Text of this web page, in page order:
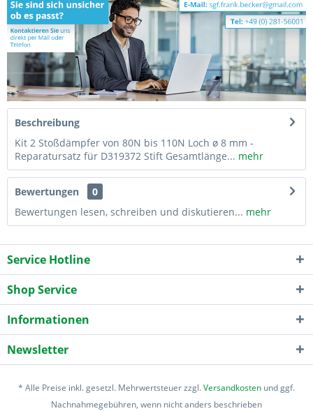
Beschreibung
Kit 2 Stoßdämpfer von 80N bis 110N Loch ø 8 mm -
Reparatursatz für D319372 Stift Gesamtlänge... mehr
Bewertungen
0
Bewertungen lesen, schreiben und diskutieren... mehr
Service Hotline
Shop Service
Informationen
Newsletter
* Alle Preise inkl. gesetzl. Mehrwertsteuer zzgl.Versandkosten und ggf.
Nachnahmegebühren, wenn nicht anders beschrieben